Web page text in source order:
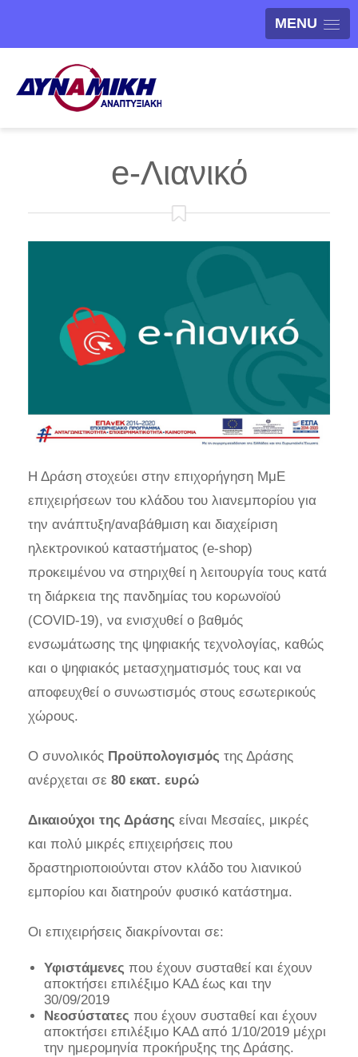
MENU
e-Λιανικό
Η Δράση στοχεύει στην επιχορήγηση ΜμΕ
επιχειρήσεων του κλάδου του λιανεμπορίου για
την ανάπτυξη/αναβάθμιση και διαχείριση
ηλεκτρονικού καταστήματος (e-shop)
προκειμένου να στηριχθεί η λειτουργία τους κατά
τη διάρκεια της πανδημίας του κορωνοϊού
(COVID-19), να ενισχυθεί ο βαθμός
ενσωμάτωσης της ψηφιακής τεχνολογίας, καθώς
και ο ψηφιακός μετασχηματισμός τους και να
αποφευχθεί ο συνωστισμός στους εσωτερικούς
χώρους.
Ο συνολικός Προϋπολογισμός της Δράσης
ανέρχεται σε 80 εκατ. ευρώ
Δικαιούχοι της Δράσης είναι Μεσαίες, μικρές
και πολύ μικρές επιχειρήσεις που
δραστηριοποιούνται στον κλάδο του λιανικού
εμπορίου και διατηρούν φυσικό κατάστημα.
Οι επιχειρήσεις διακρίνονται σε:
Υφιστάμενες που έχουν συσταθεί και έχουν
αποκτήσει επιλέξιμο ΚΑΔ έως και την
30/09/2019
Νεοσύστατες που έχουν συσταθεί και έχουν
αποκτήσει επιλέξιμο ΚΑΔ από 1/10/2019 μέχρι
την ημερομηνία προκήρυξης της Δράσης.